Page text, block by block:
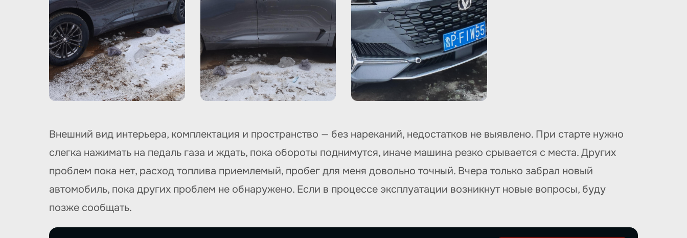
Внешний вид интерьера, комплектация и пространство — без нареканий, недостатков не выявлено. При старте нужно
слегка нажимать на педаль газа и ждать, пока обороты поднимутся, иначе машина резко срывается с места. Других
проблем пока нет, расход топлива приемлемый, пробег для меня довольно точный. Вчера только забрал новый
автомобиль, пока других проблем не обнаружено. Если в процессе эксплуатации возникнут новые вопросы, буду
позже сообщать.